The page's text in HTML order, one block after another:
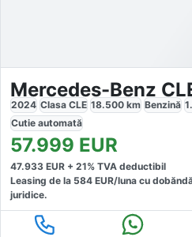
2024 Clasa CLE 18.500 km Benzină
Cutie automată
57.999 EUR
47.933 EUR + 21% TVA deductibil
Leasing de la 584 EUR/luna cu
juridice.